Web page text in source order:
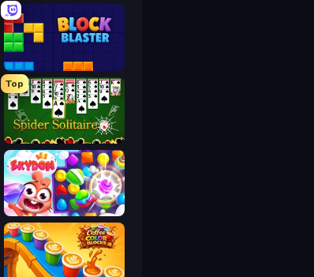
Block Blaster
Top
Spider Solitaire
Skydom